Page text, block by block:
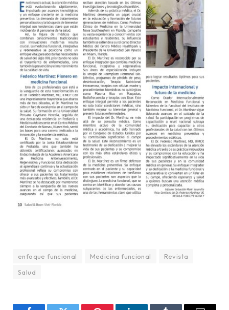
enfoque funcional Medicina funcional
Revista
Salud